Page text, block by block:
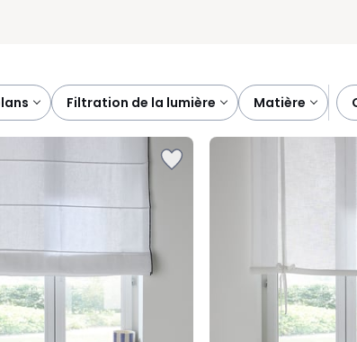
filtration de la lumière matière